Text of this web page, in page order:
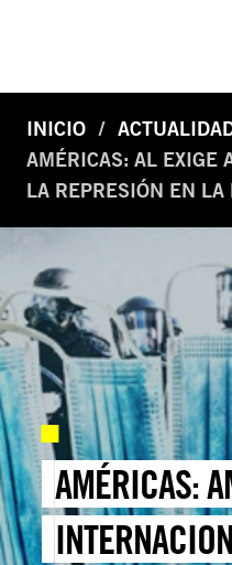
INICIO
AMÉRICAS: AL EXIGE
LA REPRESIÓN EN LA
AMÉRICAS: